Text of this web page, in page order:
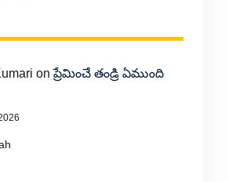
onప్రేమించే తండ్రి ఏముంది